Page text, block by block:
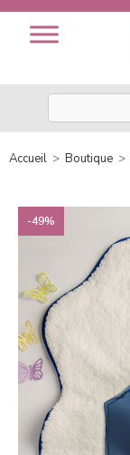
Accueil > Boutique >
-49%